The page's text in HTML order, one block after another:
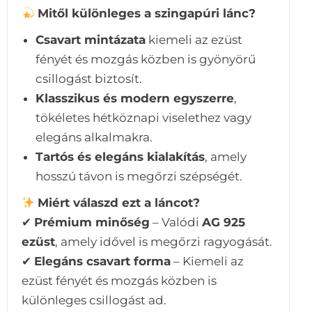
Mitől különleges a szingapúri lánc?
Csavart mintázata kiemeli az ezüst
fényét és mozgás közben is gyönyörű
csillogást biztosít.
Klasszikus és modern egyszerre,
tökéletes hétköznapi viselethez vagy
elegáns alkalmakra.
Tartós és elegáns kialakítás, amely
hosszú távon is megőrzi szépségét.
Miért válaszd ezt a láncot?
✔ Prémium minőség – Valódi AG 925
ezüst, amely idővel is megőrzi ragyogását.
✔ Elegáns csavart forma – Kiemeli az
ezüst fényét és mozgás közben is
különleges csillogást ad.